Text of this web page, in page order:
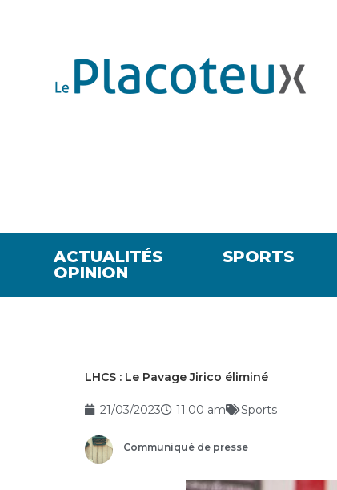
ACTUALITÉS SPORTS
OPINION
LHCS : Le Pavage Jirico éliminé
21/03/2023 11:00 am Sports
Communiqué de presse